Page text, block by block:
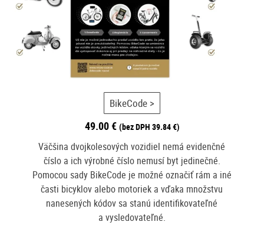
BikeCode >
49.00€ (bez DPH 39.84€)
Väčšina dvojkolesových vozidiel nemá evidenčné
číslo a ich výrobné číslo nemusí byt jedinečné.
Pomocou sady BikeCode je možné označiť rám a iné
časti bicyklov alebo motoriek a vďaka množstvu
nanesených kódov sa stanú identifikovateľné
a vysledovateľné.